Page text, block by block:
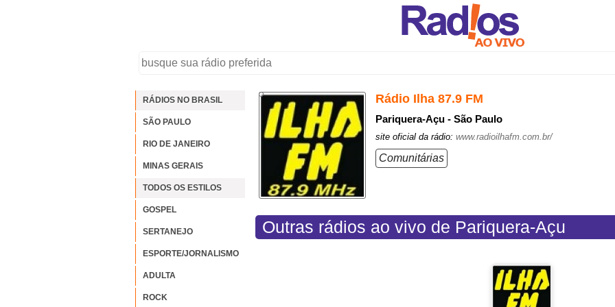
RÁDIOS NO BRASIL
SÃO PAULO
RIO DE JANEIRO
MINAS GERAIS
TODOS OS ESTILOS
GOSPEL
SERTANEJO
ESPORTE/JORNALISMO
ADULTA
ROCK
Rádio Ilha 87.9 FM
Pariquera-Açu - São Paulo
site oficial da rádio: www.radioilhafm.com.br/
Comunitárias
Outras rádios ao vivo de Pariquera-Açu